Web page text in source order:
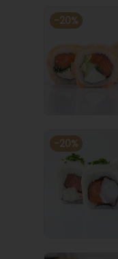
-20%
-20%